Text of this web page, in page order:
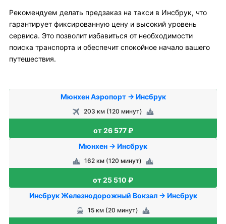
Рекомендуем делать предзаказ на такси в Инсбрук, что
гарантирует фиксированную цену и высокий уровень
сервиса. Это позволит избавиться от необходимости
поиска транспорта и обеспечит спокойное начало вашего
путешествия.
Мюнхен Аэропорт → Инсбрук
203 км (120 минут)
от 26 577 ₽
Мюнхен → Инсбрук
162 км (120 минут)
от 25 510 ₽
Инсбрук Железнодорожный Вокзал → Инсбрук
15 км (20 минут)